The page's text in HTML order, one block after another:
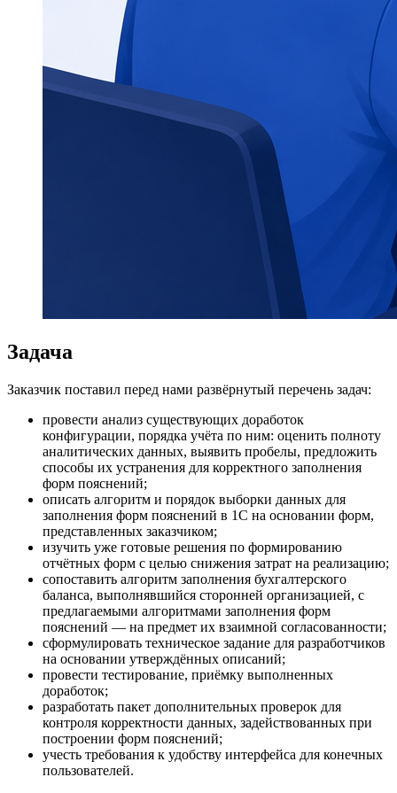
Задача
Заказчик поставил перед нами развёрнутый перечень задач:
провести анализ существующих доработок
конфигурации, порядка учёта по ним: оценить полноту
аналитических данных, выявить пробелы, предложить
способы их устранения для корректного заполнения
форм пояснений;
описать алгоритм и порядок выборки данных для
заполнения форм пояснений в 1С на основании форм,
представленных заказчиком;
изучить уже готовые решения по формированию
отчётных форм с целью снижения затрат на реализацию;
сопоставить алгоритм заполнения бухгалтерского
баланса, выполнявшийся сторонней организацией, с
предлагаемыми алгоритмами заполнения форм
пояснений — на предмет их взаимной согласованности;
сформулировать техническое задание для разработчиков
на основании утверждённых описаний;
провести тестирование, приёмку выполненных
доработок;
разработать пакет дополнительных проверок для
контроля корректности данных, задействованных при
построении форм пояснений;
учесть требования к удобству интерфейса для конечных
пользователей.